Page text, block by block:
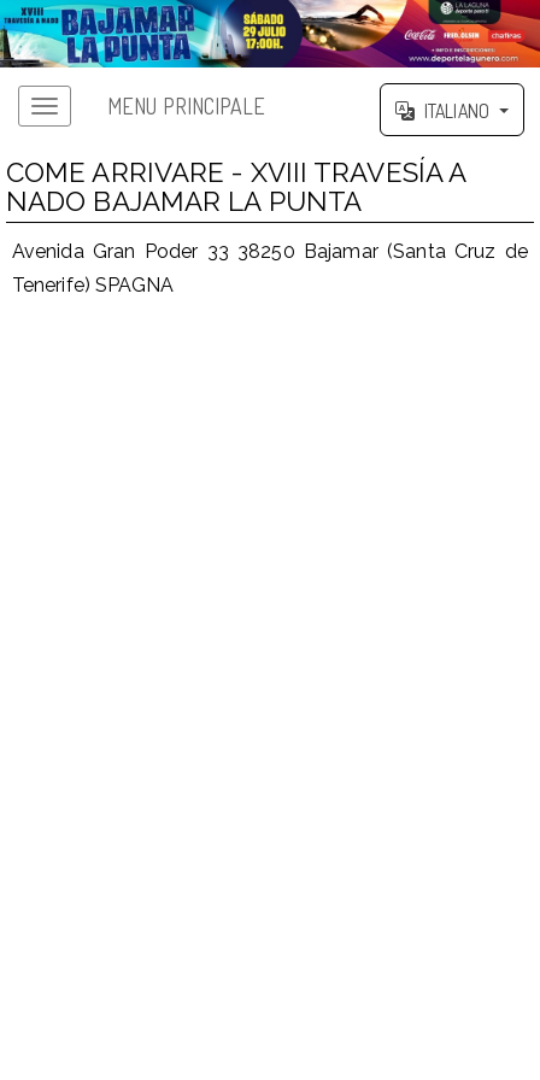
MENU PRINCIPALE ITALIANO
COME ARRIVARE - XVIII TRAVESÍA A
NADO BAJAMAR LA PUNTA
Avenida Gran Poder 33 38250 Bajamar (Santa Cruz de
Tenerife) SPAGNA